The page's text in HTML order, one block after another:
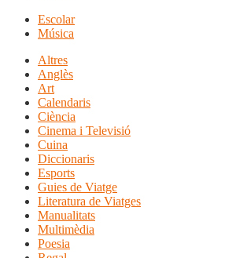
Escolar
Música
Altres
Anglès
Art
Calendaris
Ciència
Cinema i Televisió
Cuina
Diccionaris
Esports
Guies de Viatge
Literatura de Viatges
Manualitats
Multimèdia
Poesia